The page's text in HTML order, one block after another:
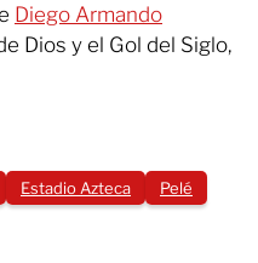
Diego Armando
Dios y el Gol del Siglo,
Estadio Azteca
Pelé